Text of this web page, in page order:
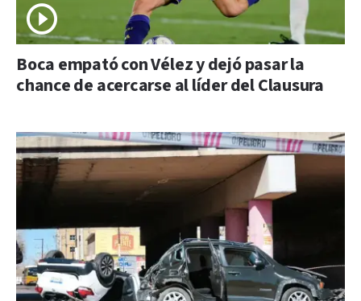
Boca empató con Vélez y dejó pasar la
chance de acercarse al líder del Clausura